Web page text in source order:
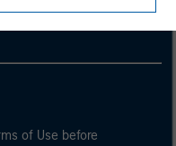
net de
compte ; ou (c)
y compris les
of Use before